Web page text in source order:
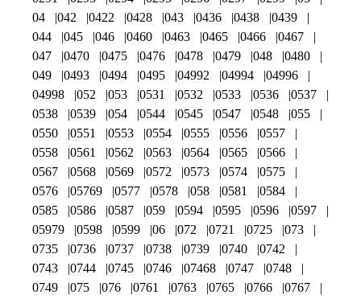
04
042 0422 0428 043 0436 0438
0439
044
045 046 0460 0463 0465 0466
0467
047
0470 0475 0476 0478 0479 048
0480
049
0493 0494 0495 04992 04994
04996
04998
052 053 0531 0532 0533 0536
0537
0538
0539 054 0544 0545 0547 0548
055
0550
0551 0553 0554 0555 0556
0557
0558
0561 0562 0563 0564 0565
0566
0567
0568 0569 0572 0573 0574
0575
0576
05769 0577 0578 058 0581
0584
0585
0586 0587 059 0594 0595 0596
0597
05979
0598 0599 06 072 0721 0725
073
0735
0736 0737 0738 0739 0740
0742
0743
0744 0745 0746 07468 0747
0748
0749
075 076 0761 0763 0765 0766
0767